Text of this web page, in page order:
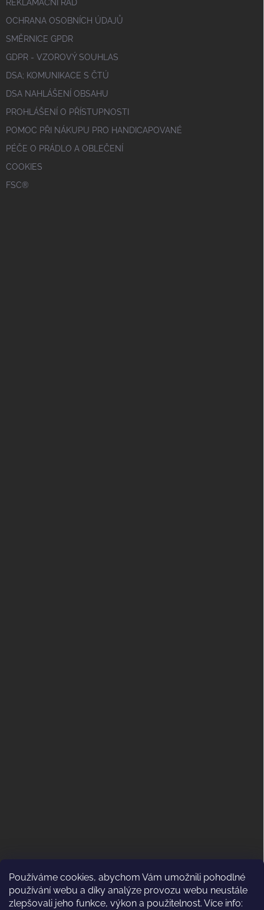
Používáme cookies, abychom Vám umožnili pohodlné
používání webu a díky analýze provozu webu neustále
zlepšovali jeho funkce, výkon a použitelnost. Více info:
REKLAMAČNÍ ŘÁD
OCHRANA OSOBNÍCH ÚDAJŮ
SMĚRNICE GPDR
GDPR - VZOROVÝ SOUHLAS
DSA; KOMUNIKACE S ČTÚ
DSA NAHLÁŠENÍ OBSAHU
PROHLÁŠENÍ O PŘÍSTUPNOSTI
POMOC PŘI NÁKUPU PRO HANDICAPOVANÉ
PÉČE O PRÁDLO A OBLEČENÍ
COOKIES
FSC®
ODSTOUPENÍ OD KUPNÍ SMLOUVY
(VRÁCENÍ)